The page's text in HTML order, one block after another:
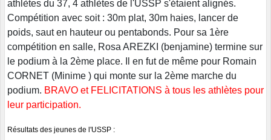
athlètes du 37, 4 athlètes de l'USSP s'étaient alignés.
Compétition avec soit : 30m plat, 30m haies, lancer de
poids, saut en hauteur ou pentabonds. Pour sa 1ère
compétition en salle, Rosa AREZKI (benjamine) termine sur
le podium à la 2ème place. Il en fut de même pour Romain
CORNET (Minime ) qui monte sur la 2ème marche du
podium. BRAVO et FELICITATIONS à tous les athlètes pour
leur participation.
Résultats des jeunes de l'USSP :